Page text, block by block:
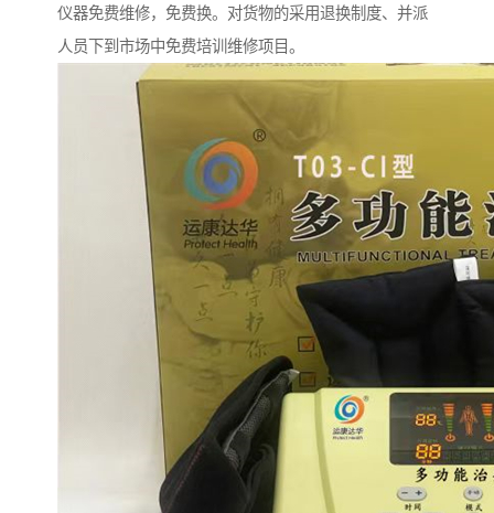
仪器免费维修，免费换。对货物的采用退换制度、并派
人员下到市场中免费培训维修项目。